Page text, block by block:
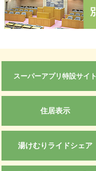
スーパーアプリ特設サイト
住居表示
湯けむりライドシェア